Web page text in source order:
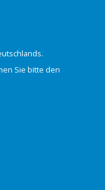
Sie bitte den